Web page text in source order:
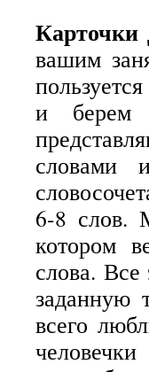
вашим
и берем
словами
6-8 слов.
котором
слова.
заданную
всего